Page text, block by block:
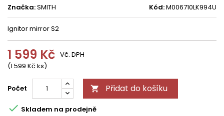
Značka:SMITH Kód:M006710LK994U
Ignitor mirror S2
1 599 Kč
(1 599 Kč ks)
Vč. DPH
Počet  Přidat do košíku
 Skladem na prodejně